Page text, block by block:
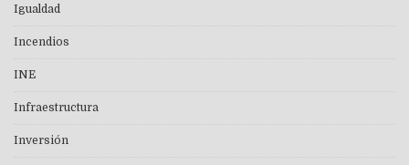
Igualdad
Incendios
INE
Infraestructura
Inversión